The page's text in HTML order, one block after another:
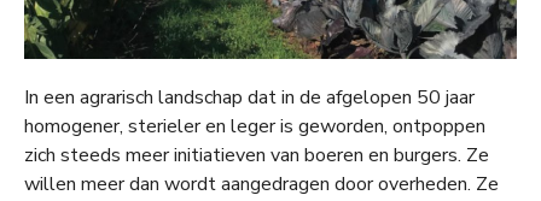
In een agrarisch landschap dat in de afgelopen 50 jaar
homogener, sterieler en leger is geworden, ontpoppen
zich steeds meer initiatieven van boeren en burgers. Ze
willen meer dan wordt aangedragen door overheden. Ze